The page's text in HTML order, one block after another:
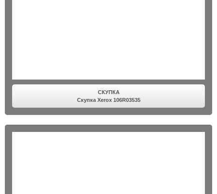
СКУПКА
Скупка Xerox 106R03535